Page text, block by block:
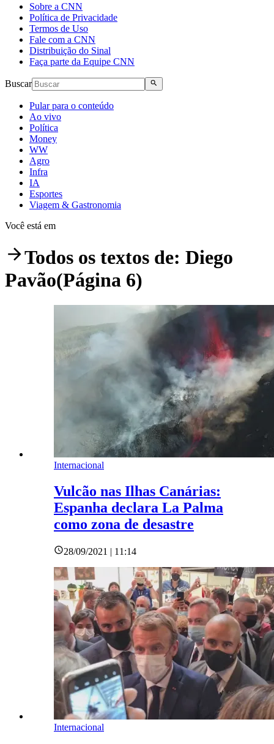
Sobre a CNN
Política de Privacidade
Termos de Uso
Fale com a CNN
Distribuição do Sinal
Faça parte da Equipe CNN
Buscar
Pular para o conteúdo
Ao vivo
Política
Money
WW
Agro
Infra
IA
Esportes
Viagem & Gastronomia
Você está em
Todos os textos de: Diego
Pavão(Página 6)
Internacional
Vulcão nas Ilhas Canárias:
Espanha declara La Palma
como zona de desastre
28/09/2021 | 11:14
Internacional